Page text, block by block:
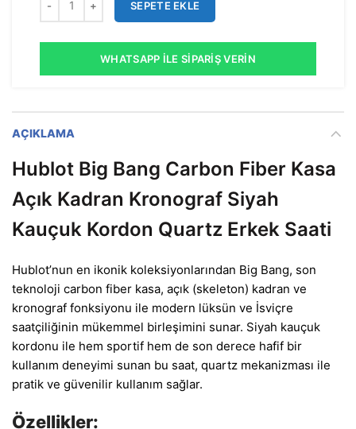
SEPETE EKLE
WHATSAPP İLE SIPARIŞ VERIN
AÇIKLAMA
Hublot Big Bang Carbon Fiber Kasa
Açık Kadran Kronograf Siyah
Kauçuk Kordon Quartz Erkek Saati
Hublot’nun en ikonik koleksiyonlarından Big Bang, son
teknoloji carbon fiber kasa, açık (skeleton) kadran ve
kronograf fonksiyonu ile modern lüksün ve İsviçre
saatçiliğinin mükemmel birleşimini sunar. Siyah kauçuk
kordonu ile hem sportif hem de son derece hafif bir
kullanım deneyimi sunan bu saat, quartz mekanizması ile
pratik ve güvenilir kullanım sağlar.
Özellikler: